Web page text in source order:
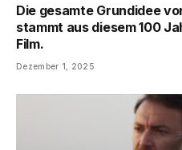
Die gesamte Grundidee
stammt aus diesem 100
Film.
Dezember 1, 2025